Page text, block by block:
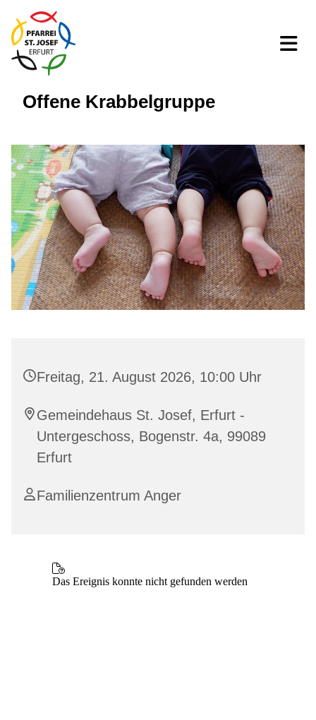
Offene Krabbelgruppe
Freitag, 21. August 2026, 10:00 Uhr
Gemeindehaus St. Josef, Erfurt -
Untergeschoss, Bogenstr. 4a, 99089
Erfurt
Familienzentrum Anger